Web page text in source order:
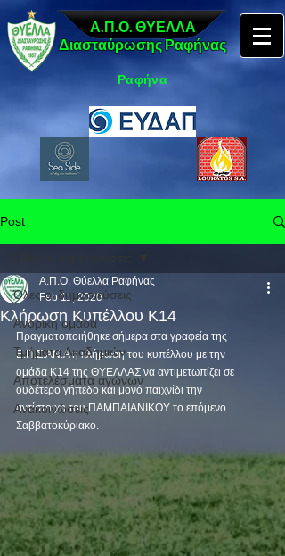
Α.Π.Ο. ΘΥΕΛΛΑ
Διασταύρωσης Ραφήνας
Ραφήνα
Post
Όλες οι δημοσιεύσεις
Ανδρική ομάδα
Τμήματα Ακαδημιών
Αποτελέσματα αγώνων
Ανακοινώσεις
Κλήρωση Κυπέλλου Κ14
Α.Π.Ο. Θύελλα Ραφήνας
Feb 11, 2020
Πραγματοποιήθηκε σήμερα στα γραφεία της
Ε.Π.Σ.ΑΝ.Α η κλήρωση του κυπέλλου με την
ομάδα Κ14 της ΘΥΕΛΛΑΣ να αντιμετωπίζει σε
ουδέτερο γήπεδο και μονό παιχνίδι την
αντίστοιχη του ΠΑΜΠΑΙΑΝΙΚΟΥ το επόμενο
Σαββατοκύριακο.